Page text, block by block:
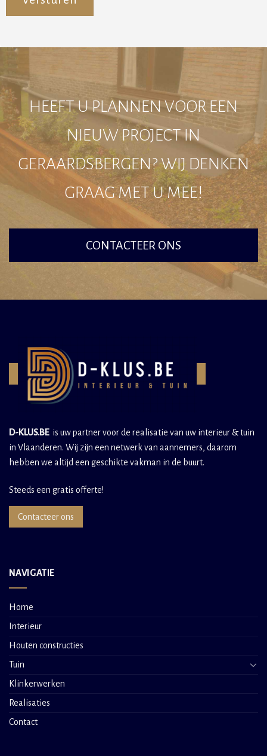
HEEFT U PLANNEN VOOR EEN
NIEUW PROJECT IN
GERAARDSBERGEN? WIJ DENKEN
GRAAG MET U MEE!
CONTACTEER ONS
D-KLUS.BEis uw partner voor de realisatie van uw interieur & tuin
in Vlaanderen. Wij zijn een netwerk van aannemers, daarom
hebben we altijd een geschikte vakman in de buurt.
Steeds een gratis offerte!
Contacteer ons
NAVIGATIE
Home
Interieur
Houten constructies
Tuin
Klinkerwerken
Realisaties
Contact